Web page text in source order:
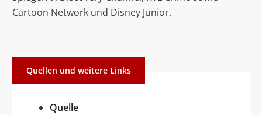
Cartoon Network und Disney Junior.
Quellen und weitere Links
Quelle